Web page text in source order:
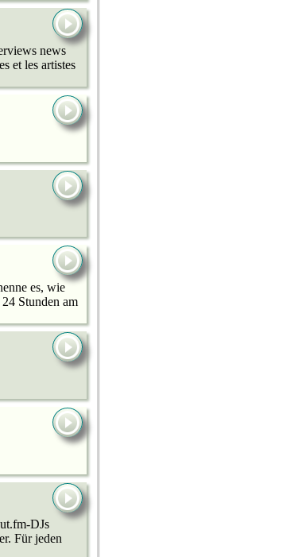
news
et les artistes
es, wie
Stunden am
DJs
Für jeden